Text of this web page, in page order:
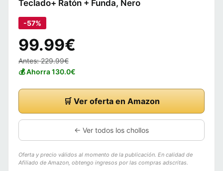
Teclado+ Ratón + Funda, Nero
-57%
99.99€
Antes: 229.99€
💰 Ahorra 130.0€
🛒 Ver oferta en Amazon
← Ver todos los chollos
Oferta y precio válidos al momento de la publicación. En calidad de
Afiliado de Amazon, obtengo ingresos por las compras adscritas.